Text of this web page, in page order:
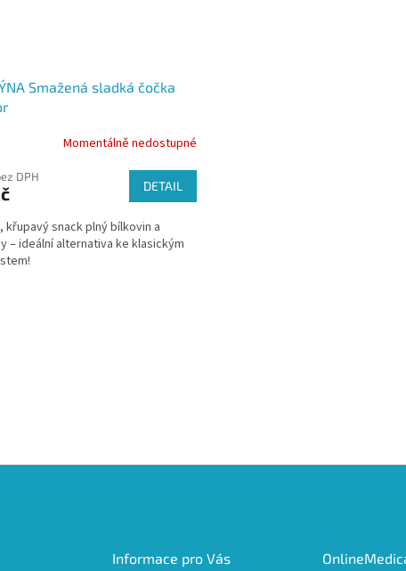
Smažená sladká čočka
Momentálně nedostupné
DPH
DETAIL
křupavý snack plný bílkovin a
– ideální alternativa ke klasickým
v
p
Informace pro Vás